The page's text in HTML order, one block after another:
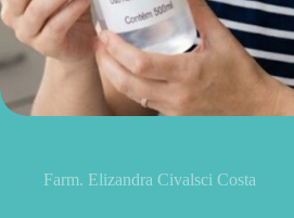
Farm. Elizandra Civalsci Costa